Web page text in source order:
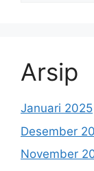
Arsip
Januari 2025
Desember
November